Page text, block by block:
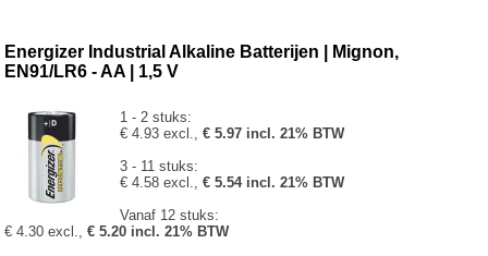
Energizer Industrial Alkaline Batterijen | Mignon,
EN91/LR6 - AA | 1,5 V
1 - 2 stuks:
€ 4.93 excl.,€ 5.97 incl. 21% BTW
3 - 11 stuks:
€ 4.58 excl.,€ 5.54 incl. 21% BTW
Vanaf 12 stuks:
€ 4.30 excl.,€ 5.20 incl. 21% BTW